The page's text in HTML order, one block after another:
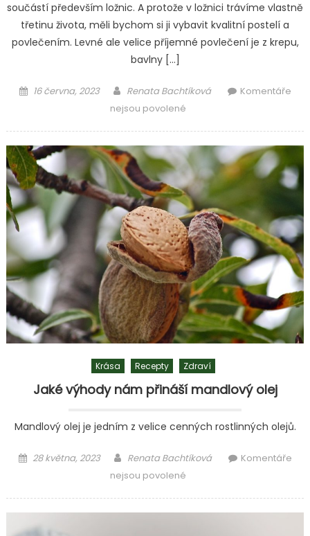
součástí především ložnic. A protože v ložnici trávíme vlastně
třetinu života, měli bychom si ji vybavit kvalitní postelí a
povlečením. Levné ale velice příjemné povlečení je z krepu,
bavlny […]
Posted
16 června, 2023 Author
Renata Bachtíková
Komentáře
nejsou povolené
názvem
Naučte
se
vybírat
kvalitní
bytový
textil
Krása Recepty Zdraví
Jaké výhody nám přináší mandlový olej
Mandlový olej je jedním z velice cenných rostlinných olejů.
Posted
28 května, 2023 Author
Renata Bachtíková
Komentáře
nejsou povolené